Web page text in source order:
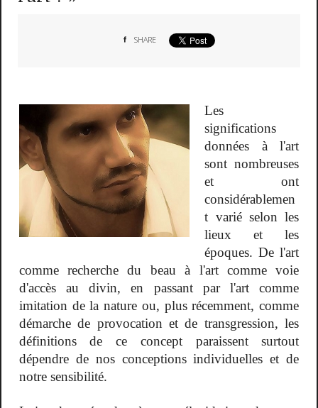
SHARE
Les
significations
données à l'art
sont nombreuses
et ont
considérablemen
t varié selon les
lieux et les
époques. De l'art
comme recherche du beau à l'art comme voie
d'accès au divin, en passant par l'art comme
imitation de la nature ou, plus récemment, comme
démarche de provocation et de transgression, les
définitions de ce concept paraissent surtout
dépendre de nos conceptions individuelles et de
notre sensibilité.